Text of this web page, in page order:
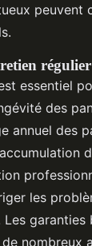
peuvent
régulier
essentiel
des
annuel des
les
garanties
nombreux